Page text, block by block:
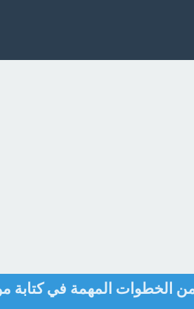
من الخطوات المهمة في